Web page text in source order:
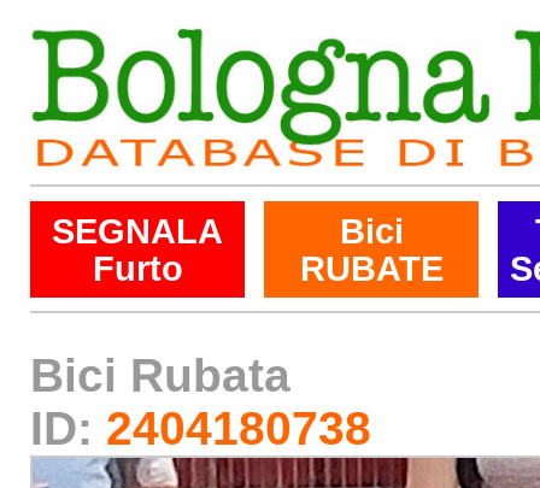
SEGNALA
Furto
Bici
RUBATE
Bici Rubata
ID: 2404180738